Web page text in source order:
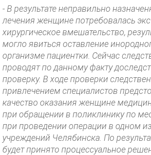
- В результате неправильно
лечения женщине потребовалась
хирургическое вмешательство,
могло явиться оставление
организме пациентки. Сейчас
проводят по данному факту
проверку. В ходе проверки
привлечением специалистов
качество оказания женщине
при обращении в поликлинику по
при проведении операции в одном
учреждений Челябинска. По
будет принято процессуальное